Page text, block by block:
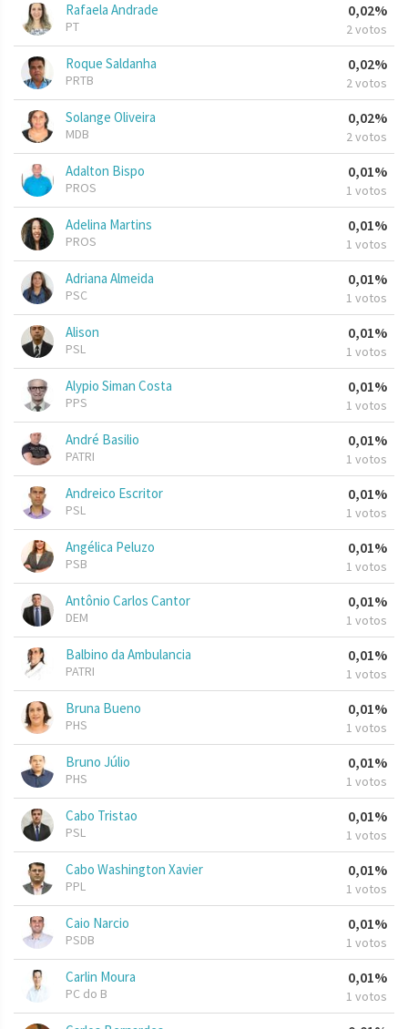
Rafaela Andrade
PT
0,02%
2 votos
Roque Saldanha
PRTB
0,02%
2 votos
Solange Oliveira
MDB
0,02%
2 votos
Adalton Bispo
PROS
0,01%
1 votos
Adelina Martins
PROS
0,01%
1 votos
Adriana Almeida
PSC
0,01%
1 votos
Alison
PSL
0,01%
1 votos
Alypio Siman Costa
PPS
0,01%
1 votos
André Basilio
PATRI
0,01%
1 votos
Andreico Escritor
PSL
0,01%
1 votos
Angélica Peluzo
PSB
0,01%
1 votos
Antônio Carlos Cantor
DEM
0,01%
1 votos
Balbino da Ambulancia
PATRI
0,01%
1 votos
Bruna Bueno
PHS
0,01%
1 votos
Bruno Júlio
PHS
0,01%
1 votos
Cabo Tristao
PSL
0,01%
1 votos
Cabo Washington Xavier
PPL
0,01%
1 votos
Caio Narcio
PSDB
0,01%
1 votos
Carlin Moura
PC do B
0,01%
1 votos